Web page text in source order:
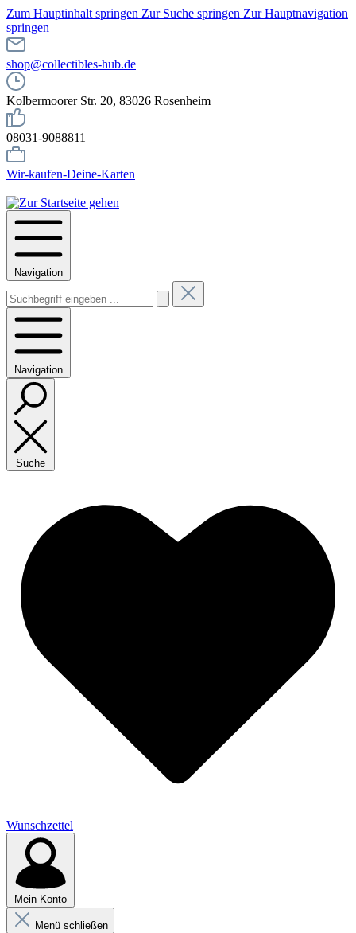
Zum Hauptinhalt springen Zur Suche springen Zur Hauptnavigation
springen
shop@collectibles-hub.de
Kolbermoorer Str. 20, 83026 Rosenheim
08031-9088811
Wir-kaufen-Deine-Karten
Navigation
Navigation
Suche
Wunschzettel
Mein Konto
Menü schließen